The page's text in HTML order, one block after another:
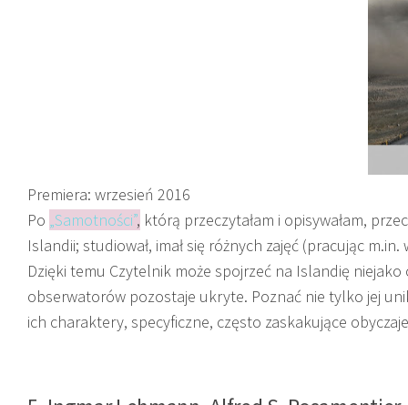
Premiera: wrzesień 2016
Po „Samotności”, którą przeczytałam i opisywałam,
Islandii; studiował, imał się różnych zajęć (pracując
Dzięki temu Czytelnik może spojrzeć na Islandię
obserwatorów pozostaje ukryte. Poznać nie tylko jej
ich charaktery, specyficzne, często zaskakujące